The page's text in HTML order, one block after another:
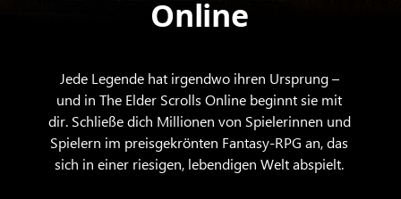
Online
Jede Legende hat irgendwo ihren Ursprung –
und in The Elder Scrolls Online beginnt sie mit
dir. Schließe dich Millionen von Spielerinnen und
Spielern im preisgekrönten Fantasy-RPG an, das
sich in einer riesigen, lebendigen Welt abspielt.